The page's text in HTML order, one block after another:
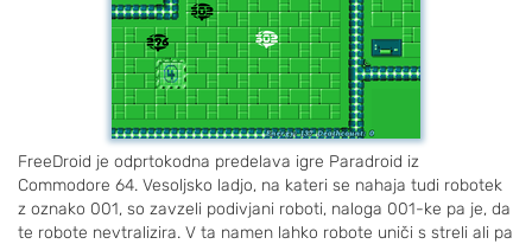
FreeDroid je odprtokodna predelava igre Paradroid iz
Commodore 64. Vesoljsko ladjo, na kateri se nahaja tudi robotek
z oznako 001, so zavzeli podivjani roboti, naloga 001-ke pa je, da
te robote nevtralizira. V ta namen lahko robote uniči s streli ali pa